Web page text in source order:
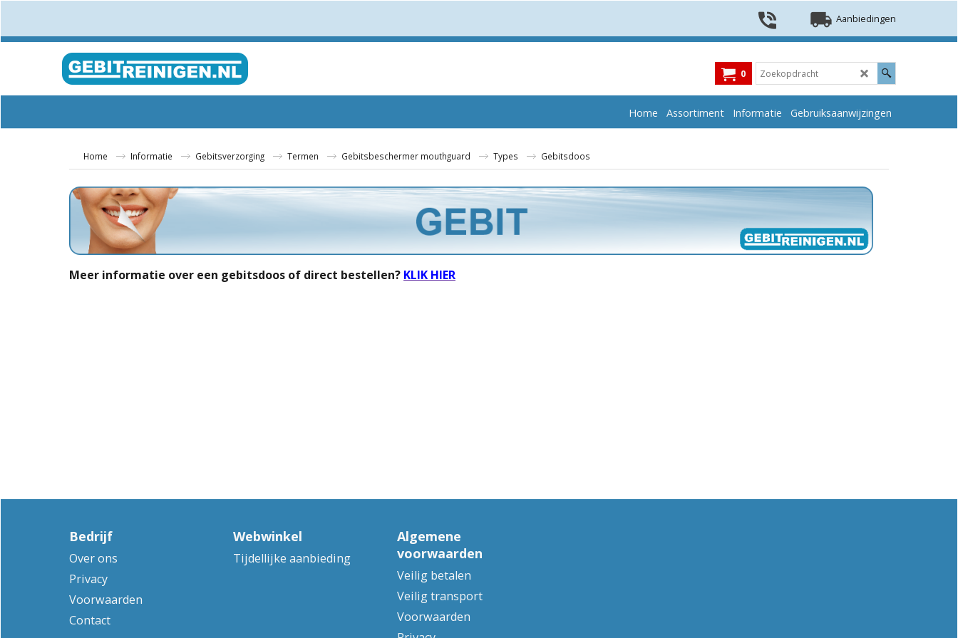
Aanbiedingen
0
Home Assortiment Informatie Gebruiksaanwijzingen
Home Informatie Gebitsverzorging Termen Gebitsbeschermer mouthguard Types Gebitsdoos
Meer informatie over een gebitsdoos of direct bestellen? KLIK HIER
Bedrijf
Over ons
Privacy
Voorwaarden
Contact
Webwinkel
Tijdellijke aanbieding
Algemene
voorwaarden
Veilig betalen
Veilig transport
Voorwaarden